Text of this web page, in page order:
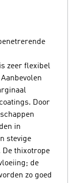
zeer flexibel
Door
in
stevige
De thixotrope
de
zo goed